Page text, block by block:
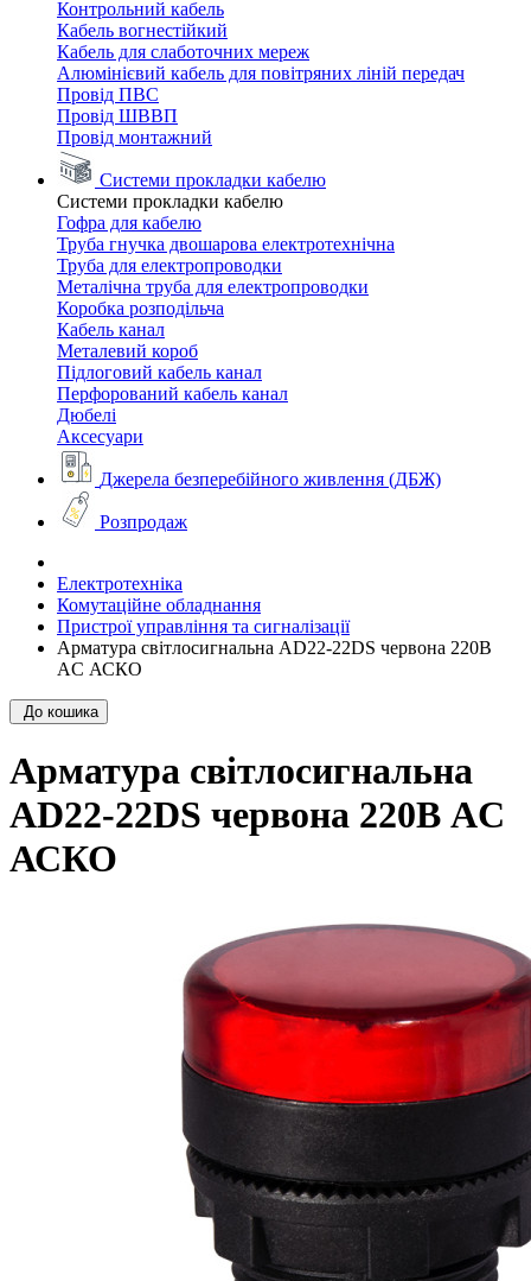
Контрольний кабель
Кабель вогнестійкий
Кабель для слаботочних мереж
Алюмінієвий кабель для повітряних ліній передач
Провід ПВС
Провід ШВВП
Провід монтажний
Системи прокладки кабелю
Системи прокладки кабелю
Гофра для кабелю
Труба гнучка двошарова електротехнічна
Труба для електропроводки
Металічна труба для електропроводки
Коробка розподільча
Кабель канал
Металевий короб
Підлоговий кабель канал
Перфорований кабель канал
Дюбелі
Аксесуари
Джерела безперебійного живлення (ДБЖ)
Розпродаж
Електротехніка
Комутаційне обладнання
Пристрої управління та сигналізації
Арматура світлосигнальна AD22-22DS червона 220В
AC АСКО
До кошика
Арматура світлосигнальна
AD22-22DS червона 220В AC
АСКО